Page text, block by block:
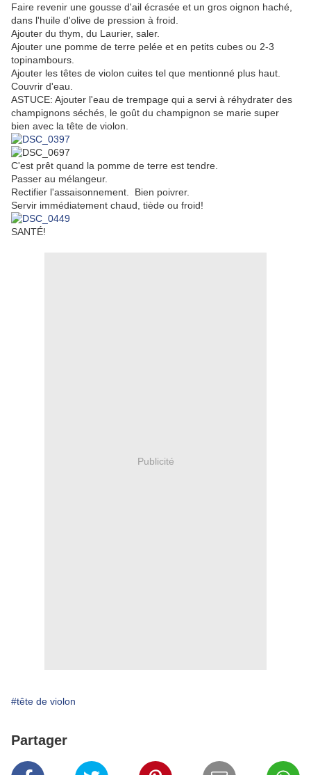
Faire revenir une gousse d'ail écrasée et un gros oignon haché,
dans l'huile d'olive de pression à froid.
Ajouter du thym, du Laurier, saler.
Ajouter une pomme de terre pelée et en petits cubes ou 2-3
topinambours.
Ajouter les têtes de violon cuites tel que mentionné plus haut.
Couvrir d'eau.
ASTUCE: Ajouter l'eau de trempage qui a servi à réhydrater des
champignons séchés, le goût du champignon se marie super
bien avec la tête de violon.
C'est prêt quand la pomme de terre est tendre.
Passer au mélangeur.
Rectifier l'assaisonnement. Bien poivrer.
Servir immédiatement chaud, tiède ou froid!
SANTÉ!
Publicité
#tête de violon
Partager